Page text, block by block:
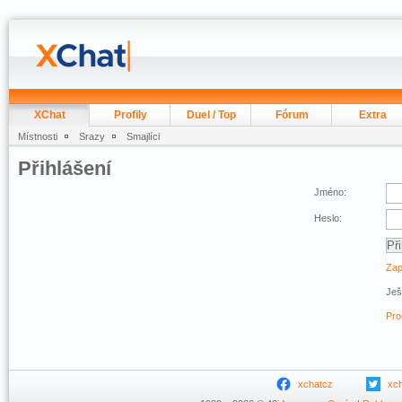
XChat Profily Duel / Top Fórum Extra
Místnosti Srazy Smajlíci
Přihlášení
Jméno:
Heslo:
xchatcz